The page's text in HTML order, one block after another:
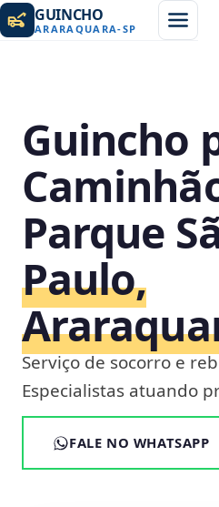
GUINCHO
ARARAQUARA-SP
Guincho
Parque
Paulo,
Serviço de socorro e
Especialistas atuando
FALE NO WHATSAPP